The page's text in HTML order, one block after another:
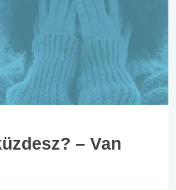
– Van